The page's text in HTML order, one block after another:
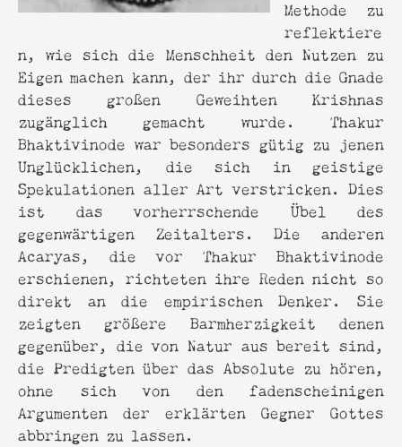
Methode zu
reflektiere
n, wie sich die Menschheit den Nutzen zu
Eigen machen kann, der ihr durch die Gnade
dieses großen Geweihten Krishnas
zugänglich gemacht wurde. Thakur
Bhaktivinode war besonders gütig zu jenen
Unglücklichen, die sich in geistige
Spekulationen aller Art verstricken. Dies
ist das vorherrschende Übel des
gegenwärtigen Zeitalters. Die anderen
Acaryas, die vor Thakur Bhaktivinode
erschienen, richteten ihre Reden nicht so
direkt an die empirischen Denker. Sie
zeigten größere Barmherzigkeit denen
gegenüber, die von Natur aus bereit sind,
die Predigten über das Absolute zu hören,
ohne sich von den fadenscheinigen
Argumenten der erklärten Gegner Gottes
abbringen zu lassen.